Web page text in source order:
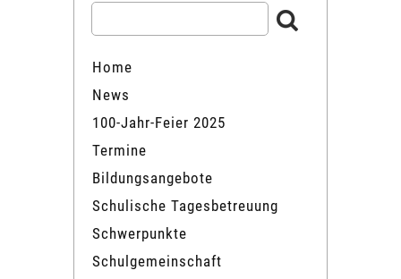
Home
News
100-Jahr-Feier 2025
Termine
Bildungsangebote
Schulische Tagesbetreuung
Schwerpunkte
Schulgemeinschaft